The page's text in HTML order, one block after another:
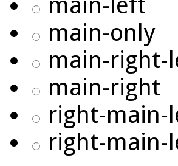
main-only
main-right-
main-right
right-main-
right-main-